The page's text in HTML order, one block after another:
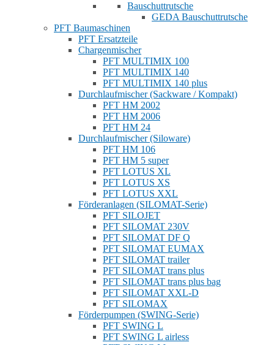
Bauschuttrutsche
GEDA Bauschuttrutsche
PFT Baumaschinen
PFT Ersatzteile
Chargenmischer
PFT MULTIMIX 100
PFT MULTIMIX 140
PFT MULTIMIX 140 plus
Durchlaufmischer (Sackware / Kompakt)
PFT HM 2002
PFT HM 2006
PFT HM 24
Durchlaufmischer (Siloware)
PFT HM 106
PFT HM 5 super
PFT LOTUS XL
PFT LOTUS XS
PFT LOTUS XXL
Förderanlagen (SILOMAT-Serie)
PFT SILOJET
PFT SILOMAT 230V
PFT SILOMAT DF Q
PFT SILOMAT EUMAX
PFT SILOMAT trailer
PFT SILOMAT trans plus
PFT SILOMAT trans plus bag
PFT SILOMAT XXL-D
PFT SILOMAX
Förderpumpen (SWING-Serie)
PFT SWING L
PFT SWING L airless